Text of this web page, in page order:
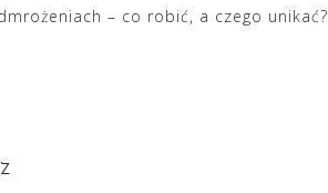
– co robić, a czego unikać?